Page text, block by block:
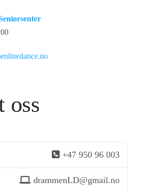
oss
+47 950 96 003
drammenLD@gmail.no